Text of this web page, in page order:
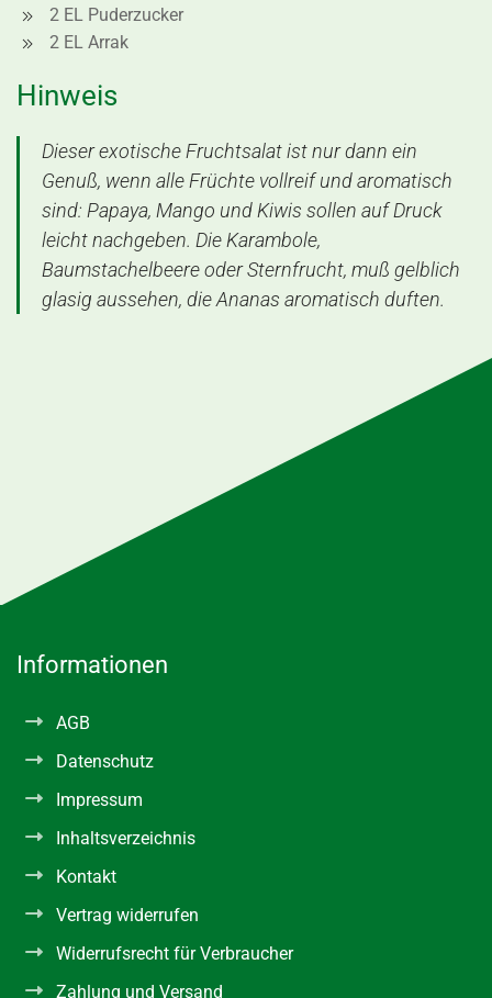
2 EL Puderzucker
2 EL Arrak
Hinweis
Dieser exotische Fruchtsalat ist nur dann ein
Genuß, wenn alle Früchte vollreif und aromatisch
sind: Papaya, Mango und Kiwis sollen auf Druck
leicht nachgeben. Die Karambole,
Baumstachelbeere oder Sternfrucht, muß gelblich
glasig aussehen, die Ananas aromatisch duften.
Informationen
AGB
Datenschutz
Impressum
Inhaltsverzeichnis
Kontakt
Vertrag widerrufen
Widerrufsrecht für Verbraucher
Zahlung und Versand